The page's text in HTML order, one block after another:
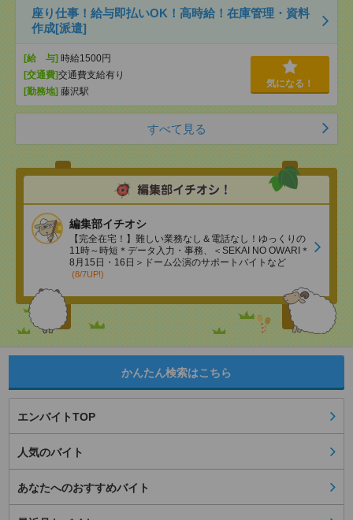
座り仕事！給与即払いOK！高時給！在庫管理・資料
作成[派遣]
[給 与] 時給1500円
[交通費]交通費支給有り
[勤務地] 藤沢駅
気になる！
すべて見る
編集部イチオシ
【完全在宅！】難しい業務なし＆電話なし！ゆっくりの
11時～時短＊データ入力・事務、＜SEKAI NO OWARI＊
8月15日・16日＞ドーム公演のサポートバイトなど
(8/7UP!)
かんたん検索はこちら
エンバイトTOP
人気のバイト
あなたへのおすすめバイト